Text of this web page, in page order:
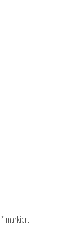
* markiert